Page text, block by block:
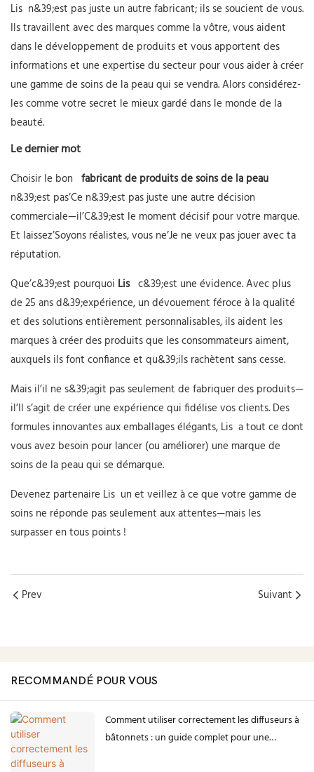
Lis n&39;est pas juste un autre fabricant; ils se soucient de vous.
Ils travaillent avec des marques comme la vôtre, vous aident
dans le développement de produits et vous apportent des
informations et une expertise du secteur pour vous aider à créer
une gamme de soins de la peau qui se vendra. Alors considérez-
les comme votre secret le mieux gardé dans le monde de la
beauté.
Le dernier mot
Choisir le bon fabricant de produits de soins de la peau
n&39;est pas’Ce n&39;est pas juste une autre décision
commerciale—il’C&39;est le moment décisif pour votre marque.
Et laissez’Soyons réalistes, vous ne’Je ne veux pas jouer avec ta
réputation.
Que’c&39;est pourquoi Lis c&39;est une évidence. Avec plus
de 25 ans d&39;expérience, un dévouement féroce à la qualité
et des solutions entièrement personnalisables, ils aident les
marques à créer des produits que les consommateurs aiment,
auxquels ils font confiance et qu&39;ils rachètent sans cesse.
Mais il’il ne s&39;agit pas seulement de fabriquer des produits—
il’Il s’agit de créer une expérience qui fidélise vos clients. Des
formules innovantes aux emballages élégants, Lis a tout ce dont
vous avez besoin pour lancer (ou améliorer) une marque de
soins de la peau qui se démarque.
Devenez partenaire Lis un et veillez à ce que votre gamme de
soins ne réponde pas seulement aux attentes—mais les
surpasser en tous points !
Prev Suivant
RECOMMANDÉ POUR VOUS
Comment utiliser correctement les diffuseurs à
bâtonnets : un guide complet pour une